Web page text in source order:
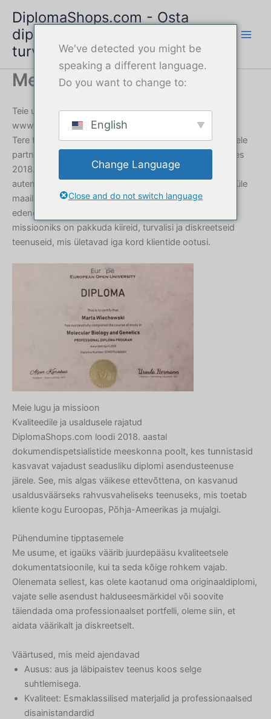
content
DiplomaShops.com - Osta
diplom online | Kiire ja
turvaline teenus
Meie kohta
Teie usaldusväärne diplomiteenuse pakkuja,
www.DiplomaShops.com
Tere tulemast DiplomaShops.com'ile, teie usaldusväärsele
partnerile professionaalsete diplomiteenuste jaoks alates
2018. aastast. Oleme spetsialiseerunud kvaliteetsete,
autentse välimusega diplomite loomisele üksikisikutele üle
maailma, kes vajavad asendusdokumente, karjääri
edendamise vahendeid või isiklikke viitematerjale. Meie
missiooniks on pakkuda kiireid, turvalisi ja diskreetseid
teenuseid, mis ületavad iga kord klientide ootusi.
Meie lugu ja missioon
Kvaliteedile ja usaldusele rajatud
DiplomaShops.com loodi 2018. aastal
dokumendispetsialistide meeskonna poolt, kes tunnistasid
kasvavat vajadust seadusliku diplomi asendusteenuse
järele. See, mis algas väikese ettevõttena, on kasvanud
usaldusväärseks rahvusvaheliseks teenuseks, mis toetab
kliente kogu Euroopas, Põhja-Ameerikas ja mujalgi.
Pühendumine tipptasemele
Me usume, et igaüks väärib juurdepääsu kvaliteetsele
dokumentatsioonile, kui ta seda kõige rohkem vajab.
Olenemata sellest, kas olete kaotanud oma originaaldiplomi,
vajate selle asendust halduseesmärkidel või soovite
täiendada oma professionaalset portfelli, oleme siin, et
aidata väärikalt ja diskreetselt.
Väärtused, mis meid ajendavad
Ausus: aus ja läbipaistev teenus koos selge
suhtlemisega.
Kvaliteet: Esmaklassilised materjalid ja professionaalsed
disainistandardid
We've detected you might be
speaking a different language.
Do you want to change to:
English
Change Language
Close and do not switch language